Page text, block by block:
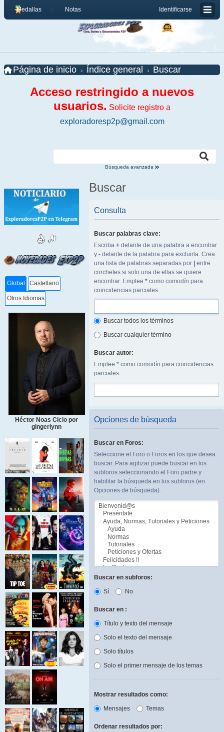
Identificarse
Medallas Notas
Página de inicio Índice general Buscar
Acceso restringido a nuevos
usuarios. Solicite registro a
exploradoresp2p@gmail.com
Búsqueda avanzada
Global Castellano
Otros Idiomas
Héctor Noas Ciclo por
gingerlynn
Buscar
Consulta
Buscar palabras clave:
Escriba + delante de una palabra a encontrar
y - delante de la palabra para excluirla. Crea
una lista de palabras separadas por
entre
corchetes si solo una de ellas se quiere
encontrar. Emplee * como comodín para
coincidencias parciales.
Buscar todos los términos
Buscar cualquier término
Buscar autor:
Emplee * como comodín para coincidencias
parciales.
Opciones de búsqueda
Buscar en Foros:
Seleccione el Foro o Foros en los que desea
buscar. Para agilizar puede buscar en los
subforos seleccionando el Foro padre y
habilitar la búsqueda en los subforos (en
Opciones de búsqueda).
Buscar en subforos:
Sí
No
Buscar en :
Título y texto del mensaje
Solo el texto del mensaje
Solo títulos
Solo el primer mensaje de los temas
Mostrar resultados como:
Mensajes
Temas
Ordenar resultados por: